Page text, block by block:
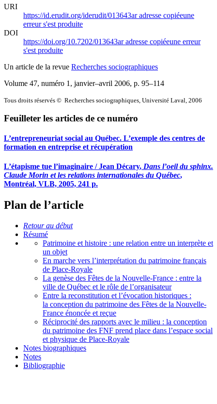
URI
https://id.erudit.org/iderudit/013643aradresse copiéeune
erreur s'est produite
DOI
https://doi.org/10.7202/013643aradresse copiéeune erreur
s'est produite
Un article de la revue Recherches sociographiques
Volume 47, numéro 1, janvier–avril 2006, p. 95–114
Tous droits réservés © Recherches sociographiques, Université Laval, 2006
Feuilleter les articles de ce numéro
L’entrepreneuriat social au Québec. L’exemple des centres de
formation en entreprise et récupération
L’étapisme tue l’imaginaire / Jean Décary, Dans l’oeil du sphinx.
Claude Morin et les relations internationales du Québec,
Montréal, VLB, 2005, 241 p.
Plan de l’article
Retour au début
Résumé
Patrimoine et histoire : une relation entre un interprète et
un objet
En marche vers l’interprétation du patrimoine français
de Place-Royale
La genèse des Fêtes de la Nouvelle-France : entre la
ville de Québec et le rôle de l’organisateur
Entre la reconstitution et l’évocation historiques :
la conception du patrimoine des Fêtes de la Nouvelle-
France énoncée et reçue
Réciprocité des rapports avec le milieu : la conception
du patrimoine des FNF prend place dans l’espace social
et physique de Place-Royale
Notes biographiques
Notes
Bibliographie